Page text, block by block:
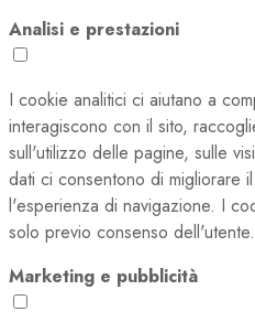
Analisi e prestazioni
I cookie analitici ci aiutano a
interagiscono con il sito,
sull'utilizzo delle pagine, sulle
dati ci consentono di migliorare
l'esperienza di navigazione. I
solo previo consenso dell'utente.
Marketing e pubblicità